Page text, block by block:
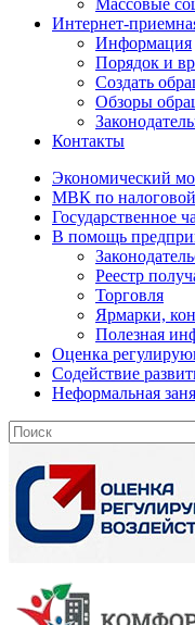
Массовые
Интернет-
Информация
Порядок и
Создать
Обзоры
Контакты
Экономический
МВК по
Государственное
В помощь
Реестр
Торговля
Ярмарки,
Полезная
Оценка
Содействие
Неформальная